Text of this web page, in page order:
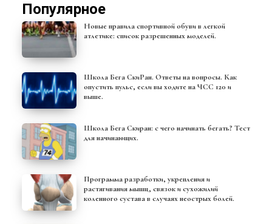
Популярное
Новые правила спортивной обуви в легкой
атлетике: список разрешенных моделей.
Школа Бега СкиРан. Ответы на вопросы. Как
опустить пульс, если вы ходите на ЧСС 120 и
выше.
Школа Бега Скиран: с чего начинать бегать? Тест
для начинающих.
Программа разработки, укрепления и
растягивания мышц, связок и сухожилий
коленного сустава в случаях неострых болей.